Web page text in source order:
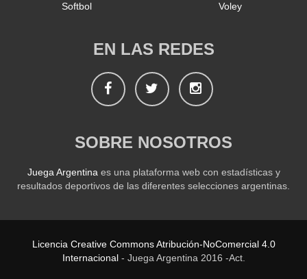
Softbol
Voley
EN LAS REDES
FacebookTwitter Instagram
SOBRE NOSOTROS
Juega Argentina es una plataforma web con estadísticas y
resultados deportivos de las diferentes selecciones argentinas.
Licencia Creative Commons Atribución-NoComercial 4.0
Internacional- Juega Argentina 2016 -Act.